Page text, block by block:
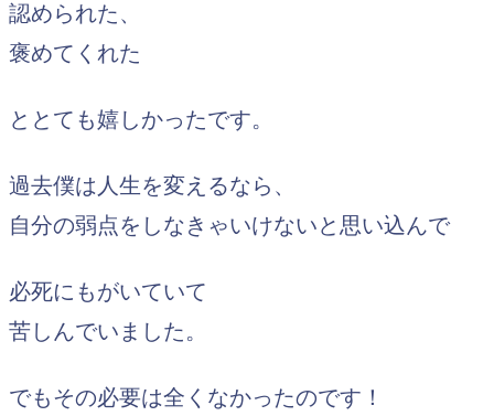
認められた、
褒めてくれた
ととても嬉しかったです。
過去僕は人生を変えるなら、
自分の弱点をしなきゃいけないと思い込んで
必死にもがいていて
苦しんでいました。
でもその必要は全くなかったのです！